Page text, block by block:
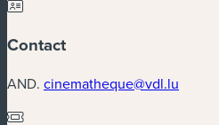
Contact
AND. cinematheque@vdl.lu